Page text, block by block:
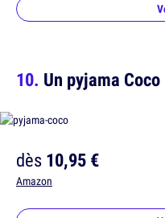
Un pyjama Coco
dès10,95 €
Amazon